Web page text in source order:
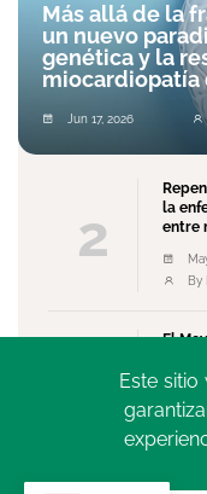
Este
Más allá de la
un nuevo
genética y la
miocardiopatía
Jun 17, 2026
2
la
entre
By
El
By